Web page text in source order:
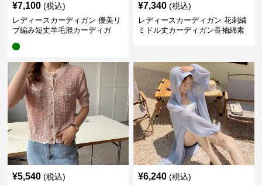
¥7,100 (税込)
レディースカーディガン 優美リ
ブ編み短丈羊毛混カーディガ
¥7,340 (税込)
レディースカーディガン 花刺繍
ミドル丈カーディガン長袖綿素
¥5,540 (税込) ¥6,240 (税込)